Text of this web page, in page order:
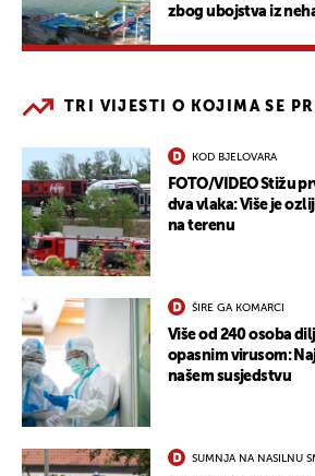
zbog ubojstva iz
TRI VIJESTI O KOJIMA SE
KOD BJELOVARA
FOTO/VIDEO Stižu
dva vlaka: Više je
na terenu
ŠIRE GA KOMARCI
Više od 240 osoba
opasnim virusom:
našem susjedstvu
SUMNJA NA NASILNU